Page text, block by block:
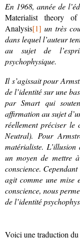
En 1968, année de
Materialist theory
Analysis[1] un très
dans lequel l’auteur
au sujet de
psychophysique.
Il s’agissait pour
de l’identité sur une
par Smart qui
affirmation au sujet
réellement préciser le
Neutral). Pour
matérialiste.
un moyen de mettre
conscience.
agit comme une mise
conscience, nous
de l’identité
Voici une traduction du